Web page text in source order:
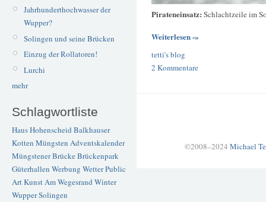
Jahrhunderthochwasser der
Wupper?
Solingen und seine Brücken
Einzug der Rollatoren!
Lurchi
mehr
Schlagwortliste
Haus Hohenscheid Balkhauser
Kotten Müngsten Adventskalender
Müngstener BrückeBrückenpark
Güterhallen Werbung WetterPublic
ArtKunstAm Wegesrand Winter
WupperSolingen
Pirateneinsatz: Schlachtzeile im
Weiterlesen -»
tetti's blog
2 Kommentare
©2008–2024 Michael